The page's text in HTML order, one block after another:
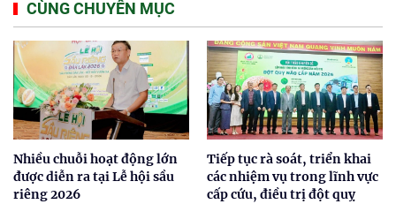
CÙNG CHUYÊN MỤC
Nhiều chuỗi hoạt động lớn
được diễn ra tại Lễ hội sầu
riêng 2026
Tiếp tục rà soát, triển khai
các nhiệm vụ trong lĩnh vực
cấp cứu, điều trị đột quỵ